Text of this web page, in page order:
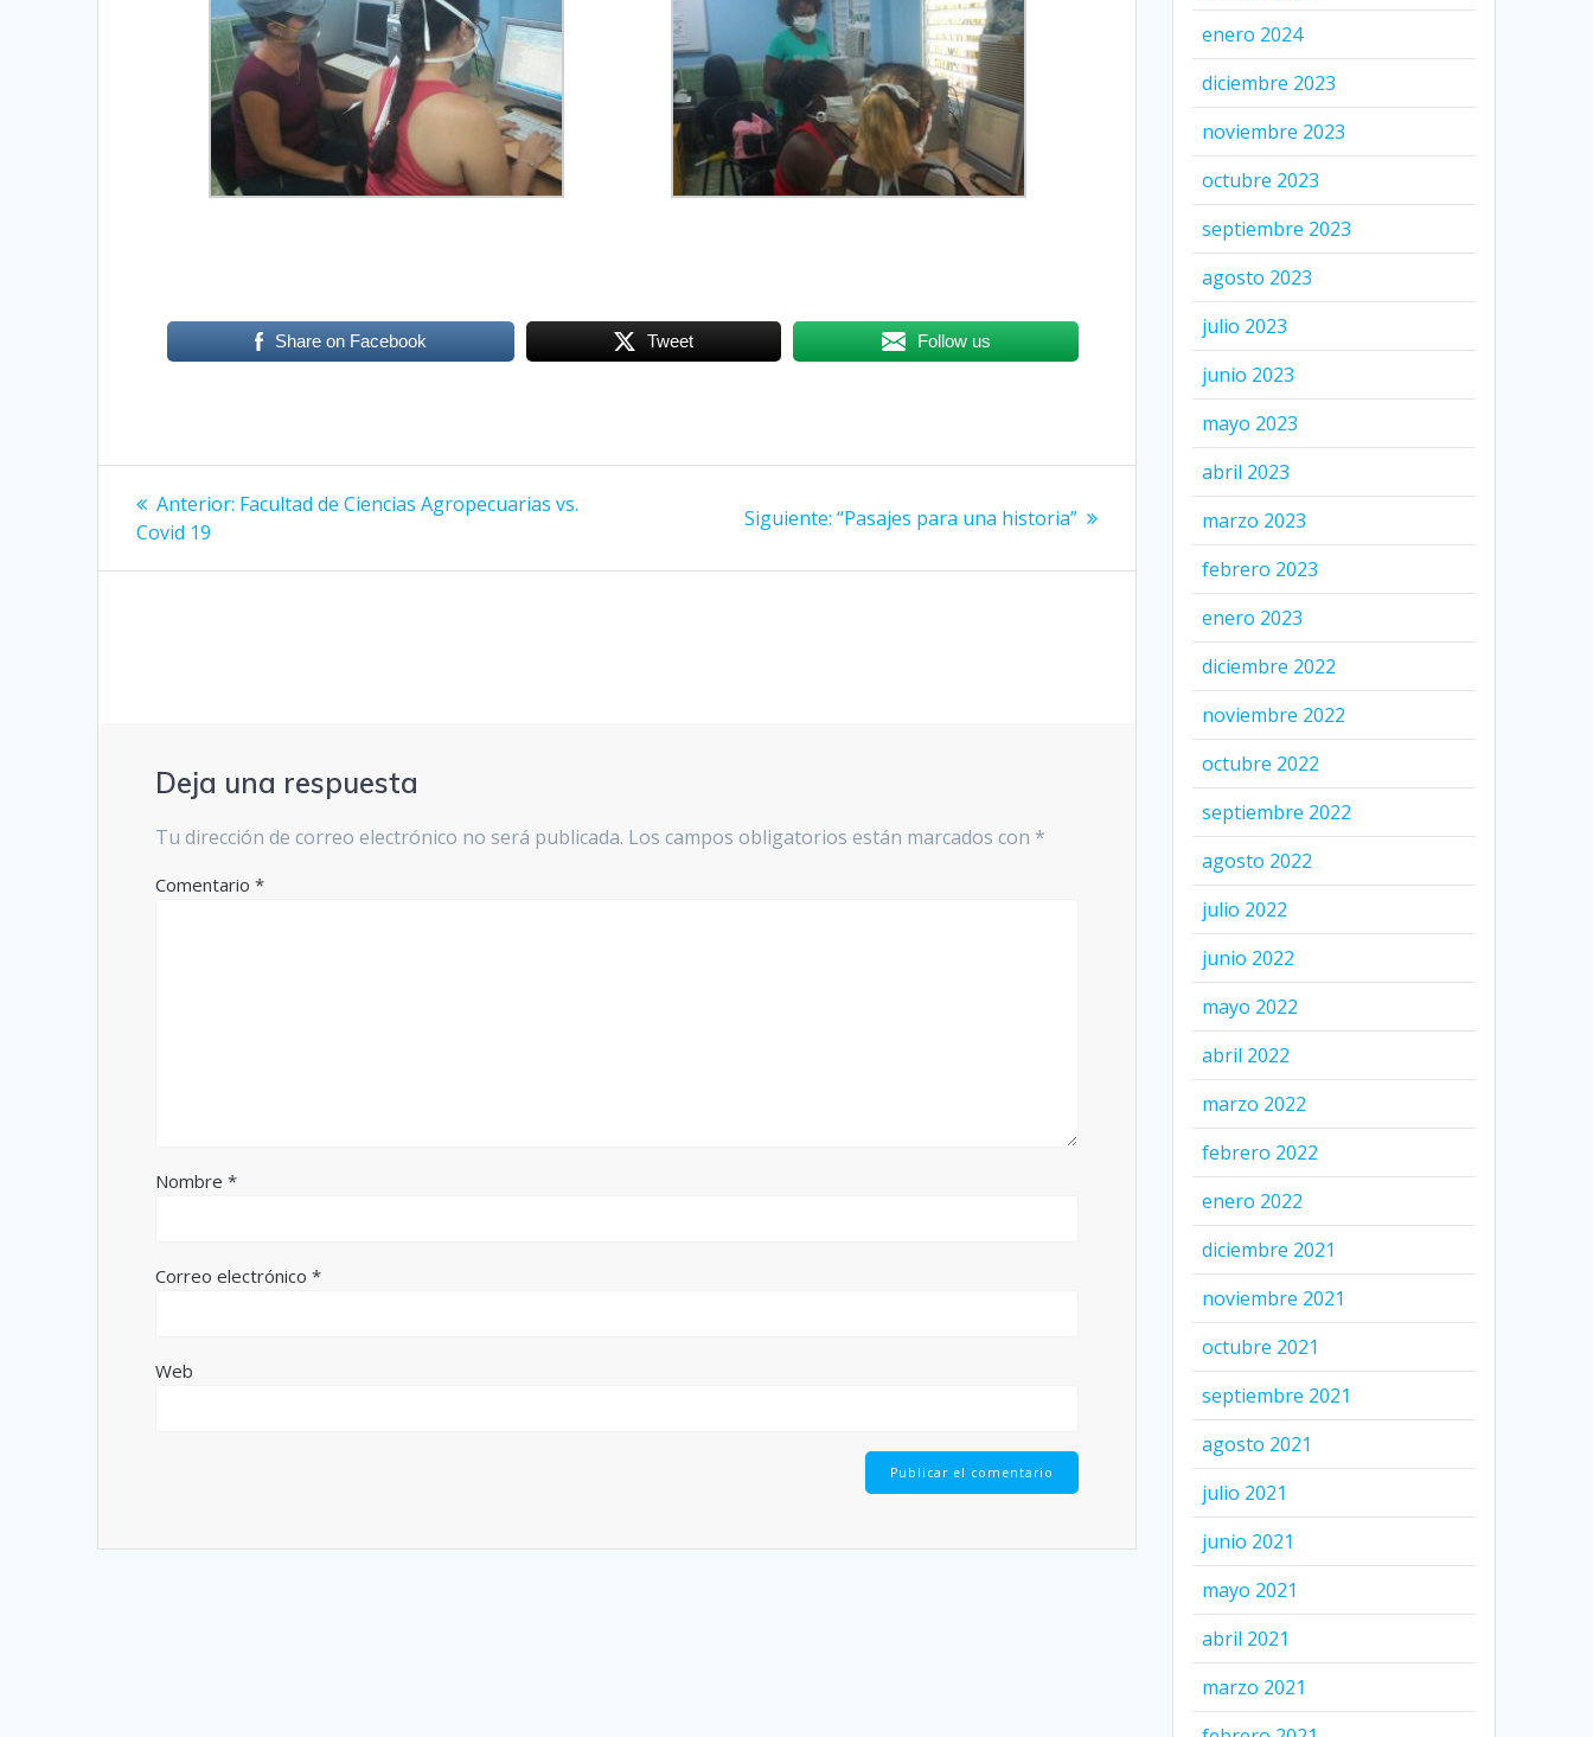
Share on Facebook Tweet Follow us
Navegación
de
Anterior: Entrada
Facultad de Ciencias Agropecuarias vs.
Covid 19
Siguiente: Siguiente
“Pasajes para una historia”
Deja una respuesta
Tu dirección de correo electrónico no será publicada. Los campos obligatorios están marcados con *
Comentario*
Nombre*
Correo electrónico*
Web
enero 2024
diciembre 2023
noviembre 2023
octubre 2023
septiembre 2023
agosto 2023
julio 2023
junio 2023
mayo 2023
abril 2023
marzo 2023
febrero 2023
enero 2023
diciembre 2022
noviembre 2022
octubre 2022
septiembre 2022
agosto 2022
julio 2022
junio 2022
mayo 2022
abril 2022
marzo 2022
febrero 2022
enero 2022
diciembre 2021
noviembre 2021
octubre 2021
septiembre 2021
agosto 2021
julio 2021
junio 2021
mayo 2021
abril 2021
marzo 2021